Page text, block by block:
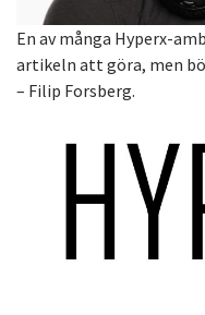
En av många Hyperx-
artikeln att göra, men
– Filip Forsberg.